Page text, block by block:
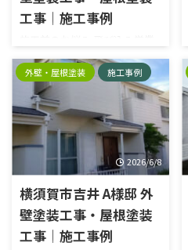
艶屋根：ナポリブラウン 施工
工事｜施工事例
で詐欺まがいの営業をしてく
る業者がいる中、娘がネット
で検索し昌栄の評判等で相見
積もりを取りました。屋根の
劣化、雨樋の目詰まり、外壁の
浮きなども認識していたので
早くやらなければいけないと
思ってました。 当社を選んだ
決め手は？ 分かりやすい説明
と必要以上に細かすぎないお
見積りに納得頂き、昌栄に決め
て頂けました。あとは担当の
外壁・屋根塗装 施工事例
2026/6/8
横須賀市吉井 A様邸 外
壁塗装工事・屋根塗装
工事｜施工事例